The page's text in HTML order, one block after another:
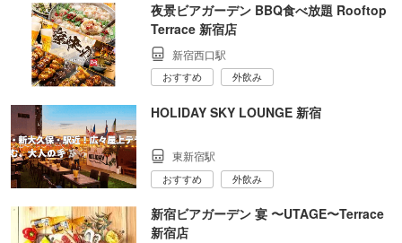
夜景ビアガーデン BBQ食べ放題 Rooftop
Terrace 新宿店
新宿西口駅
おすすめ 外飲み
HOLIDAY SKY LOUNGE 新宿
東新宿駅
おすすめ 外飲み
新宿ビアガーデン 宴 〜UTAGE〜Terrace
新宿店